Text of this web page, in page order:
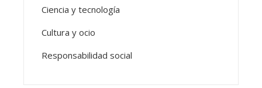
Ciencia y tecnología
Cultura y ocio
Responsabilidad social